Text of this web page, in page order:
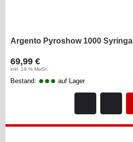
Argento Pyroshow 1000 Syringa
69,99 €
inkl. 19 % MwSt.
Bestand: auf Lager